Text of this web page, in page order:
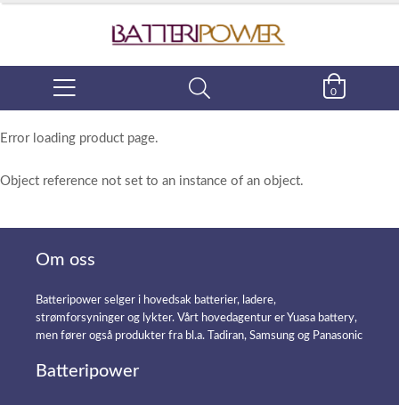
0
Error loading product page.
Object reference not set to an instance of an object.
Om oss
Batteripower selger i hovedsak batterier, ladere,
strømforsyninger og lykter. Vårt hovedagentur er Yuasa battery,
men fører også produkter fra bl.a. Tadiran, Samsung og Panasonic
Batteripower